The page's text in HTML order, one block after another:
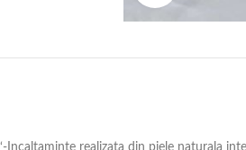
‘-Incaltaminte realizata din piele naturala